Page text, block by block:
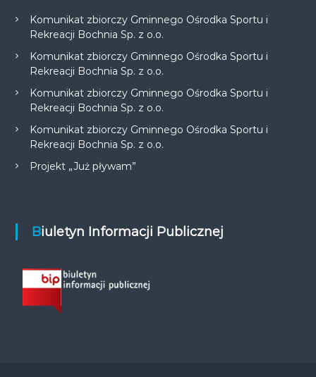
Komunikat zbiorczy Gminnego Ośrodka Sportu i
Rekreacji Bochnia Sp. z o.o.
Komunikat zbiorczy Gminnego Ośrodka Sportu i
Rekreacji Bochnia Sp. z o.o.
Komunikat zbiorczy Gminnego Ośrodka Sportu i
Rekreacji Bochnia Sp. z o.o.
Komunikat zbiorczy Gminnego Ośrodka Sportu i
Rekreacji Bochnia Sp. z o.o.
Projekt „Już pływam”
Biuletyn Informacji Publicznej